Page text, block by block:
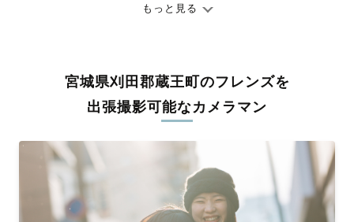
ありのままの空気感を大切に、何十年経っても見返したくなるよ
料金は全国どこでも一律。わかりやすく安心の価格設定です。オ
リジナルの研修と厳正な審査に合格し、撮影技術やホスピタリテ
ィを身につけたプロのカメラマンが全国47都道府県に在籍してい
験をお届けします。
丁寧なレタッチで思い出を美しく仕上げます
撮影後は、独自の編集技術で写真の明るさや色合いを丁寧に調
もっと見る
宮城県刈田郡蔵王町のフレンズを
出張撮影可能なカメラマン